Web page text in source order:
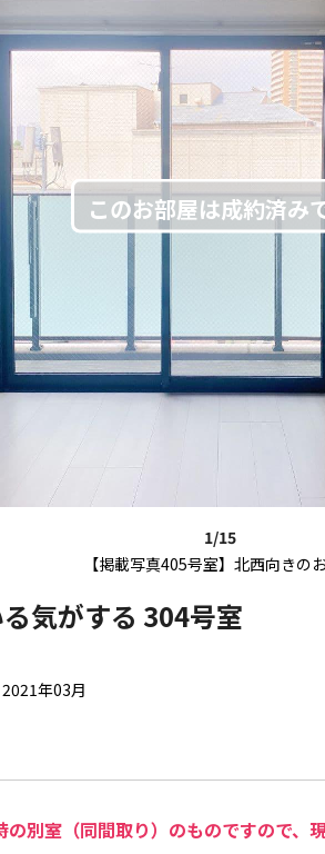
1/15
【掲載写真405号室】北西向きの
気がする 304号室
2021年03月
別室（同間取り）のものですので、